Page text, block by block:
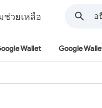
ช่วยเหลือ
Wallet Google